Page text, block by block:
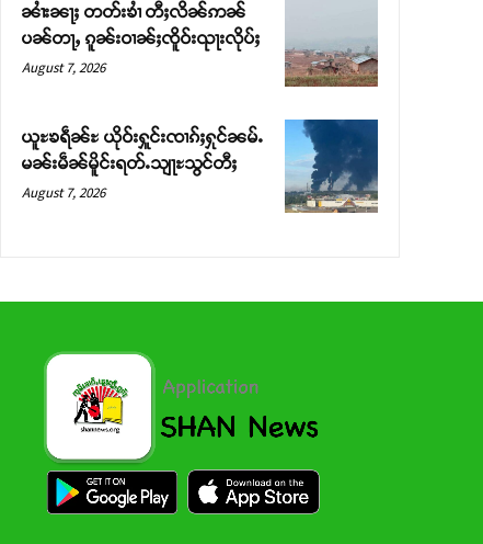
ၼၢႆးၼႃႈ တတ်းၶၢႆ တီႈလိၼ်ဢၼ်
ပၼ်တႃႇ ၵူၼ်းဝၢၼ်ႈၸိူဝ်းၺႃးလိုပ်ႈ
August 7, 2026
ယူႊၶရဵၼ်ႊ ယိုဝ်းႁူင်းၸၢၵ်ႈႁုင်ၼမ်ႉ
မၼ်းမဵၼ်မိူင်းရတ်ႉသျႃႊသွင်တီႈ
August 7, 2026